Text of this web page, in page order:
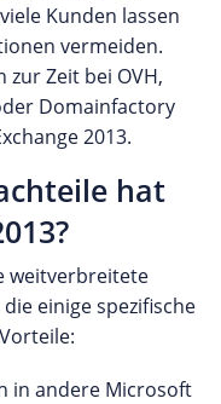
Kunden lassen
vermeiden.
zur Zeit bei OVH,
Domainfactory
2013.
hat
weitverbreitete
einige spezifische
in andere Microsoft